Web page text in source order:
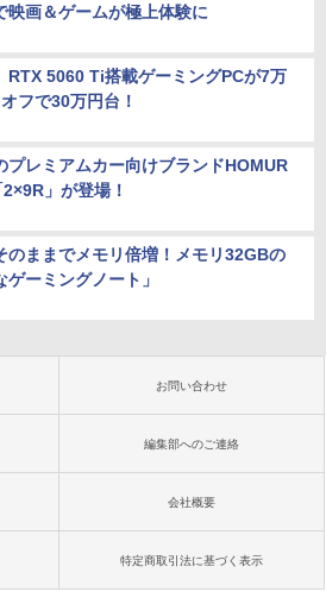
映画＆ゲームが極上体験に
RTX 5060 Ti搭載ゲーミングPCが7万
フで30万円台！
プレミアムカー向けブランドHOMUR
」が登場！
のままでメモリ倍増！メモリ32GBの
ゲーミングノート」
お問い合わせ
編集部へのご連絡
会社概要
特定商取引法に基づく表示